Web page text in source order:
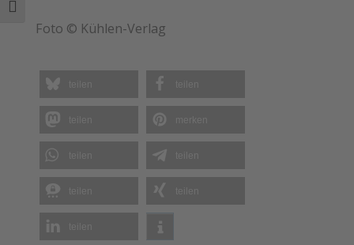
Schrift vergrößern
Foto © Kühlen-Verlag